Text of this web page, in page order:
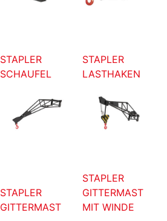
STAPLER
SCHAUFEL
STAPLER
LASTHAKEN
STAPLER
GITTERMAST
STAPLER
GITTERMAST
MIT WINDE